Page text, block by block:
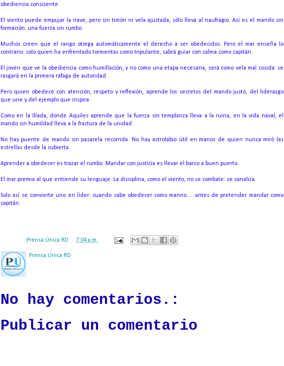
obediencia consciente.
El viento puede empujar la nave, pero sin timón ni vela ajustada, sólo lleva al naufragio. Así es el mando sin
formación: una fuerza sin rumbo.
Muchos creen que el rango otorga automáticamente el derecho a ser obedecidos. Pero el mar enseña lo
contrario: solo quien ha enfrentado tormentas como tripulante, sabrá guiar con calma como capitán.
El joven que ve la obediencia como humillación, y no como una etapa necesaria, será como vela mal cosida: se
rasgará en la primera ráfaga de autoridad.
Pero quien obedece con atención, respeto y reflexión, aprende los secretos del mando justo, del liderazgo
que une y del ejemplo que inspira.
Como en la Ilíada, donde Aquiles aprende que la fuerza sin templanza lleva a la ruina, en la vida naval, el
mando sin humildad lleva a la fractura de la unidad.
No hay puente de mando sin pasarela recorrida. No hay astrolabio útil en manos de quien nunca miró las
estrellas desde la cubierta.
Aprender a obedecer es trazar el rumbo. Mandar con justicia es llevar el barco a buen puerto.
El mar premia al que entiende su lenguaje. La disciplina, como el viento, no se combate: se canaliza.
Solo así se convierte uno en líder: cuando sabe obedecer como marino… antes de pretender mandar como
capitán.
Prensa Única RD 7:04 a.m.
Prensa Única RD
No hay comentarios.:
Publicar un comentario